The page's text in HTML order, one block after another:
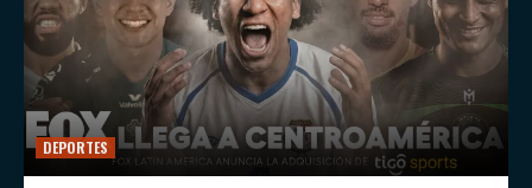
DEPORTES